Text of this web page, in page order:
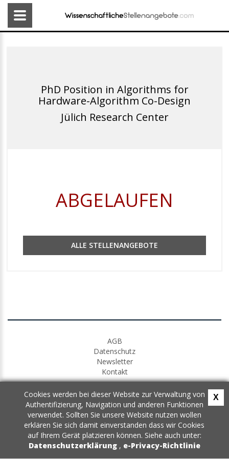
PhD Position in Algorithms for
Hardware-Algorithm Co-Design
Jülich Research Center
ABGELAUFEN
ALLE STELLENANGEBOTE
AGB
Datenschutz
Newsletter
Kontakt
Cookies werden bei dieser Website zur Verwaltung von
Authentifizierung, Navigation und anderen Funktionen
verwendet. Sollten Sie unsere Website nutzen wollen
erklären Sie sich damit einverstanden dass wir Cookies
auf Ihrem Gerät platzieren können. Siehe auch unter:
Datenschutzerklärung , e-Privacy-Richtlinie
X